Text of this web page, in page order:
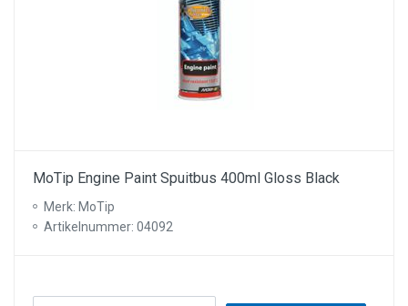
MoTip Engine Paint Spuitbus 400ml Gloss Black
Merk: MoTip
Artikelnummer: 04092